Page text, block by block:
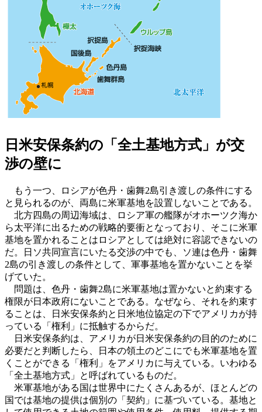
日米安保条約の「全土基地方式」が交
渉の壁に
もう一つ、ロシアが色丹・歯舞2島引き渡しの条件にする
と見られるのが、両島に米軍基地を設置しないことである。
北方四島の周辺海域は、ロシア軍の艦隊がオホーツク海か
ら太平洋に出るための戦略的要衝となっており、そこに米軍
基地を置かれることはロシアとしては絶対に容認できないの
だ。日ソ共同宣言にいたる交渉の中でも、ソ連は色丹・歯舞
2島の引き渡しの条件として、軍事基地を置かないことを挙
げていた。
問題は、色丹・歯舞2島に米軍基地は置かないと約束する
権限が日本政府にないことである。なぜなら、それを約束す
ることは、日米安保条約と日米地位協定の下でアメリカが持
っている「権利」に抵触するからだ。
日米安保条約は、アメリカが日米安保条約の目的のために
必要だと判断したら、日本の領土のどこにでも米軍基地を置
くことができる「権利」をアメリカに与えている。いわゆる
「全土基地方式」と呼ばれているものだ。
米軍基地がある国は世界中にたくさんあるが、ほとんどの
国では基地の提供は個別の「契約」に基づいている。基地と